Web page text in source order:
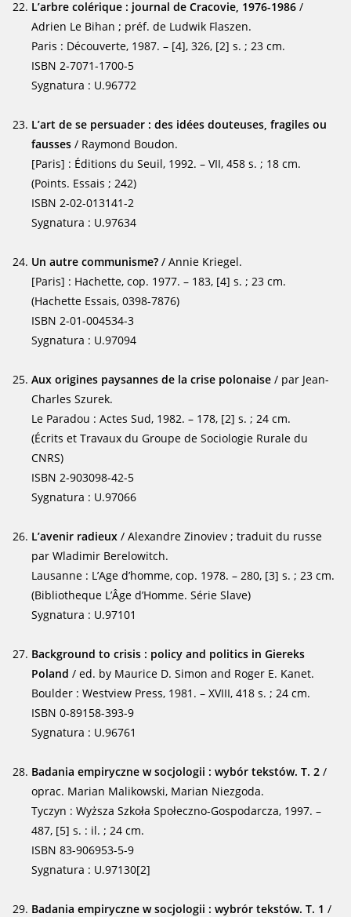
L’arbre colérique : journal de Cracovie, 1976-1986 /
Adrien Le Bihan ; préf. de Ludwik Flaszen.
Paris : Découverte, 1987. – [4], 326, [2] s. ; 23 cm.
ISBN 2-7071-1700-5
Sygnatura : U.96772
L’art de se persuader : des idées douteuses, fragiles ou
fausses / Raymond Boudon.
[Paris] : Éditions du Seuil, 1992. – VII, 458 s. ; 18 cm.
(Points. Essais ; 242)
ISBN 2-02-013141-2
Sygnatura : U.97634
Un autre communisme? / Annie Kriegel.
[Paris] : Hachette, cop. 1977. – 183, [4] s. ; 23 cm.
(Hachette Essais, 0398-7876)
ISBN 2-01-004534-3
Sygnatura : U.97094
Aux origines paysannes de la crise polonaise / par Jean-
Charles Szurek.
Le Paradou : Actes Sud, 1982. – 178, [2] s. ; 24 cm.
(Écrits et Travaux du Groupe de Sociologie Rurale du
CNRS)
ISBN 2-903098-42-5
Sygnatura : U.97066
L’avenir radieux / Alexandre Zinoviev ; traduit du russe
par Wladimir Berelowitch.
Lausanne : L’Age d’homme, cop. 1978. – 280, [3] s. ; 23 cm.
(Bibliotheque L’Âge d’Homme. Série Slave)
Sygnatura : U.97101
Background to crisis : policy and politics in Giereks
Poland / ed. by Maurice D. Simon and Roger E. Kanet.
Boulder : Westview Press, 1981. – XVIII, 418 s. ; 24 cm.
ISBN 0-89158-393-9
Sygnatura : U.96761
Badania empiryczne w socjologii : wybór tekstów. T. 2 /
oprac. Marian Malikowski, Marian Niezgoda.
Tyczyn : Wyższa Szkoła Społeczno-Gospodarcza, 1997. –
487, [5] s. : il. ; 24 cm.
ISBN 83-906953-5-9
Sygnatura : U.97130[2]
Badania empiryczne w socjologii : wybrór tekstów. T. 1 /